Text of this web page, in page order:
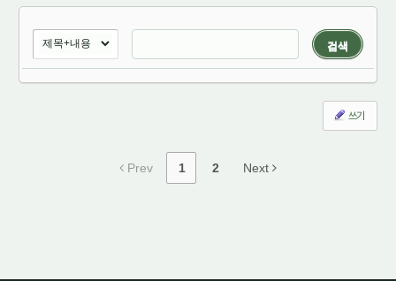
검색
쓰기
Prev 1 2 Next